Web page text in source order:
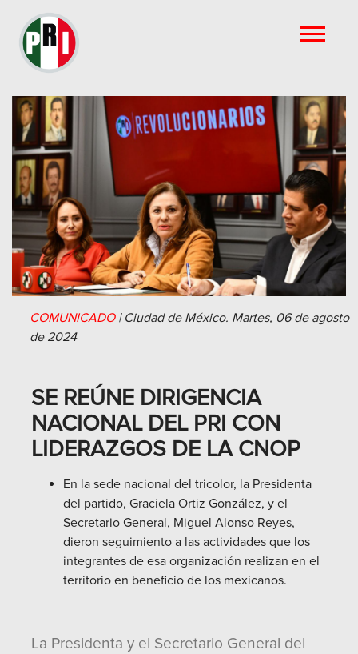
COMUNICADO| Ciudad de México. Martes, 06 de agosto
de 2024
SE REÚNE DIRIGENCIA
NACIONAL DEL PRI CON
LIDERAZGOS DE LA CNOP
En la sede nacional del tricolor, la Presidenta
del partido, Graciela Ortiz González, y el
Secretario General, Miguel Alonso Reyes,
dieron seguimiento a las actividades que los
integrantes de esa organización realizan en el
territorio en beneficio de los mexicanos.
La Presidenta y el Secretario General del